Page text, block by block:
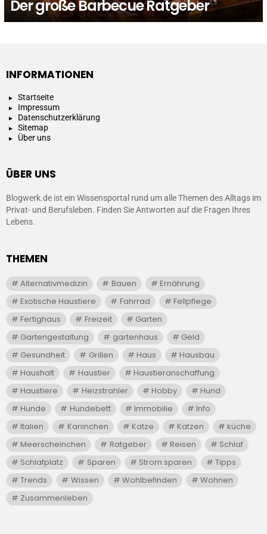
Der große Barbecue Ratgeber
INFORMATIONEN
Startseite
Impressum
Datenschutzerklärung
Sitemap
Über uns
ÜBER UNS
Blogwerk.de ist ein Wissensportal rund um alle Themen des Alltags im
Privat- und Berufsleben. Finden Sie Antworten auf die Fragen Ihres
Lebens.
THEMEN
Alternativmedizin Bauen
Ernährung
Exotische Haustiere
Fahrrad
Fellpflege
Fertighaus
Freizeit
Garten
Gartengestaltung
gartenhaus
Geld
Gesundheit
Grillen Haus
Hausbau
Haushalt
Haustier
Haustieranschaffung
Haustiere
Heizstrahler Hobby
Hund
Hunde
Hundebett Immobilie
Info
Italien
Kaninchen Katze Katzen
küche
Meerscheinchen
Ratgeber Reisen
Schlaf
Schlafplatz
Sparen Strom sparen
Tipps
Trends
Wissen Wohlbefinden
Wohnen
Zusammenleben